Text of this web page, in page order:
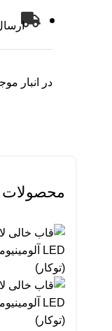
در انبار
محصولات